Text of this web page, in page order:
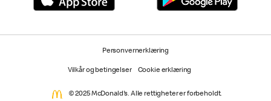
Personvernerklæring
Vilkår og betingelser Cookie erklæring
© 2025 McDonald's. Alle rettigheter er forbeholdt.